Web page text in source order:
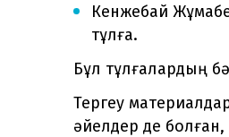
Кенжебай
тұлға.
Бұл тұлғалардың
Тергеу
әйелдер де болған,